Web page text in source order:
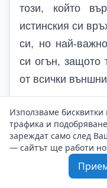
този, който
истинския си
си, но най-
си огън,
от всички
Виж
Използваме
трафика и
зареждат само след
— сайтът ще работи